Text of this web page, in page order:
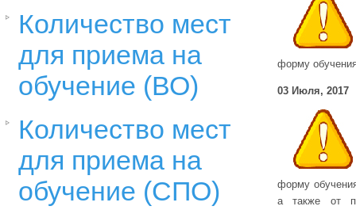
Количество мест
для приема на
обучение (ВО)
Количество мест
для приема на
обучение (СПО)
форму
03 Июля, 2017
форму
а также от